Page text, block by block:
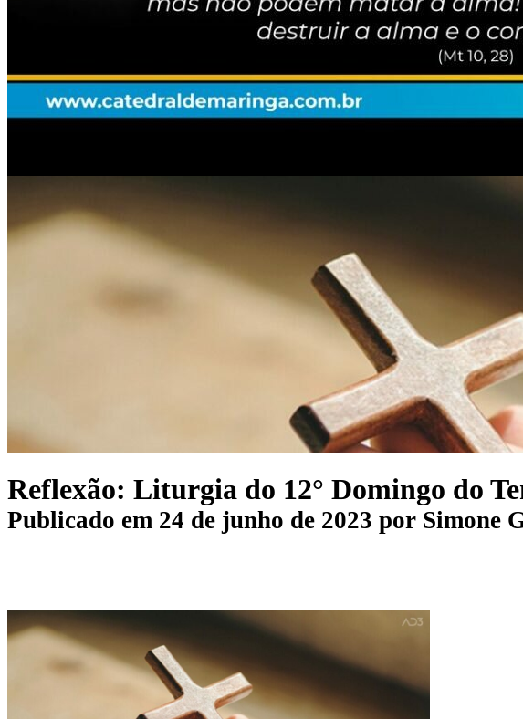
Reflexão: Liturgia do 12° Domingo do
Publicado em 24 de junho de 2023 por Simone